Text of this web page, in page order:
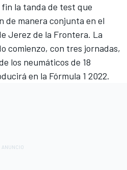
fin la tanda de test que
de manera conjunta en el
Jerez de la Frontera. La
comienzo, con tres jornadas,
los neumáticos de 18
en la Fórmula 1 2022.